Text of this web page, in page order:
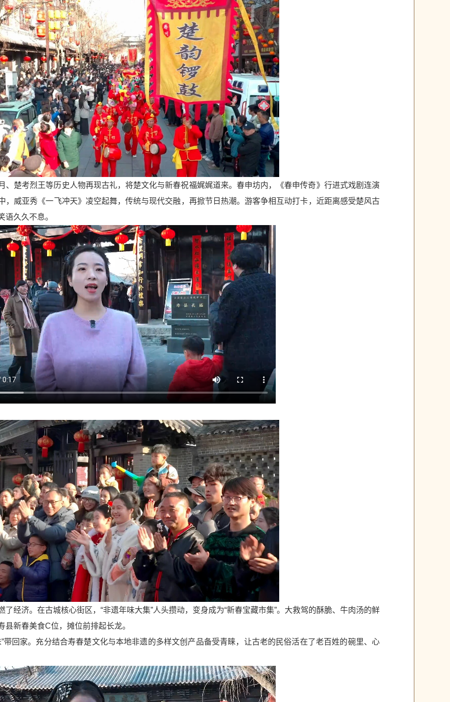
、楚考烈王等历史人物再现古礼，将楚文化与新春祝福娓娓道来。春申坊内，《春申传奇》行进式戏剧连演
，威亚秀《一飞冲天》凌空起舞，传统与现代交融，再掀节日热潮。游客争相互动打卡，近距离感受楚风古
久久不息。
经济。在古城核心街区，“非遗年味大集”人头攒动，变身成为“新春宝藏市集”。大救驾的酥脆、牛肉汤的鲜
新春美食C位，摊位前排起长龙。
带回家。充分结合寿春楚文化与本地非遗的多样文创产品备受青睐，让古老的民俗活在了老百姓的碗里、心